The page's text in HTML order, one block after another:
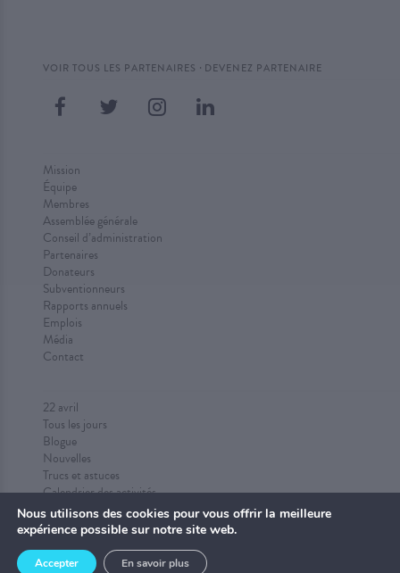
VOIR TOUS LES PARTENAIRES · DEVENEZ PARTENAIRE
Mission
Équipe
Membres
Assemblée générale
Conseil d’administration
Partenaires
Donateurs
Subventionneurs
Rapports annuels
Emplois
Média
Contact
22 avril
Tous les jours
Blogue
Nouvelles
Trucs et astuces
Calendrier des activités
Proposez des activités
Nous utilisons des cookies pour vous offrir la meilleure
expérience possible sur notre site web.
Accepter En savoir plus